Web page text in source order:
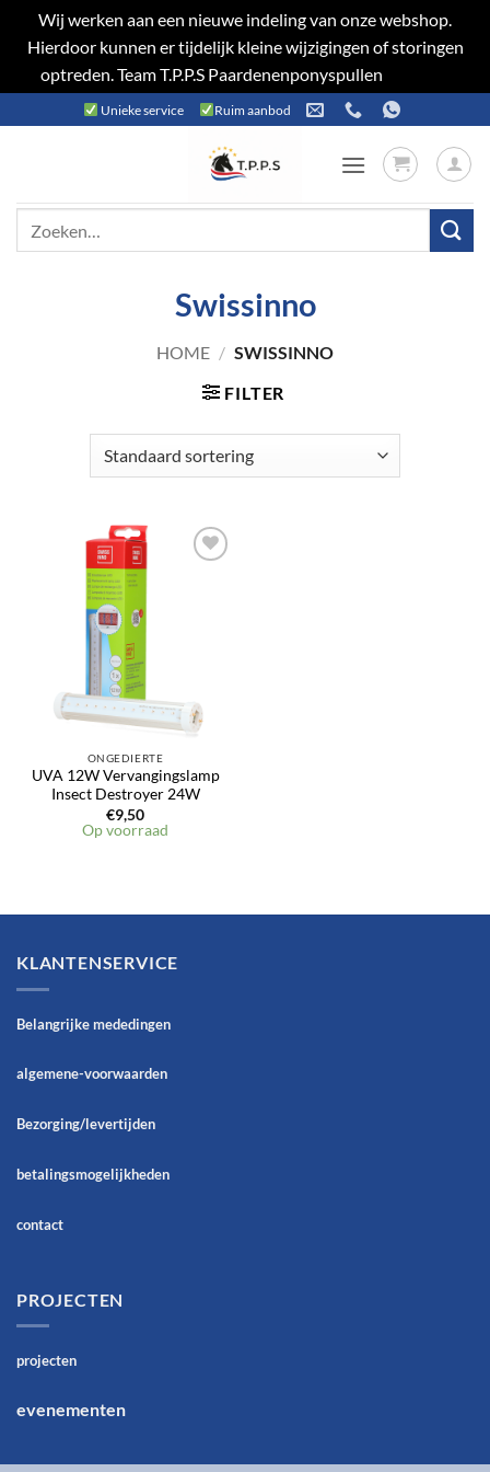
Wij werken aan een nieuwe indeling van onze webshop.
Hierdoor kunnen er tijdelijk kleine wijzigingen of storingen
optreden. Team T.P.P.S Paardenenponyspullen
naar
Unieke service Ruim aanbod
Swissinno
HOME / SWISSINNO
FILTER
ONGEDIERTE
UVA 12W Vervangingslamp
Insect Destroyer 24W
€9,50
Op voorraad
KLANTENSERVICE
Belangrijke mededingen
algemene-voorwaarden
Bezorging/levertijden
betalingsmogelijkheden
contact
PROJECTEN
projecten
evenementen